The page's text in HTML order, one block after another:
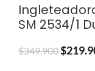
SM 2534/1
$349.900$